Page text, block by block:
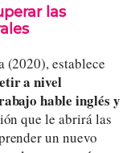
las
(2020), establece
a nivel
hable inglés y
que le abrirá las
un nuevo